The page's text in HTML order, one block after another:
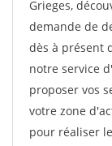
Grieges,
demande de
dès à présent
notre service
proposer vos
votre zone
pour réaliser